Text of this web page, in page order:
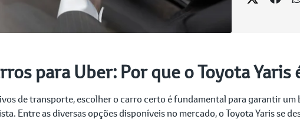
para Uber: Por que o Toyota Yaris
de transporte, escolher o carro certo é fundamental para garantir
Entre as diversas opções disponíveis no mercado, o Toyota Yaris se